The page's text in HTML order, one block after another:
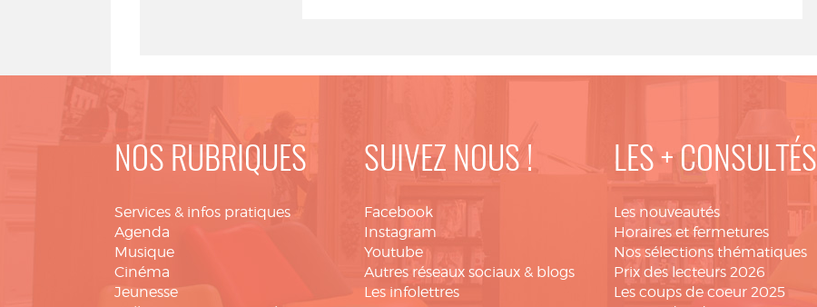
NOS RUBRIQUES
Services & infos pratiques
Agenda
Musique
Cinéma
Jeunesse
SUIVEZ NOUS !
Facebook
Instagram
Youtube
Autres réseaux sociaux & blogs
Les infolettres
LES + CONSULTÉS
Les nouveautés
Horaires et fermetures
Nos sélections thématiques
Prix des lecteurs 2026
Les coups de coeur 2025